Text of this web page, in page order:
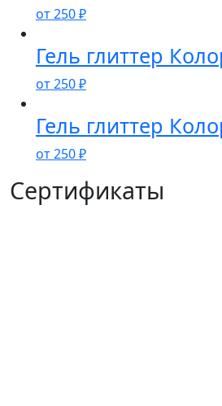
от250₽
Гель глиттер
от250₽
Гель глиттер
от250₽
Сертификаты